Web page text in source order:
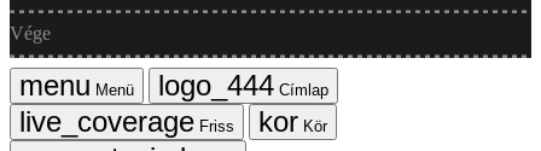
Vége
Menü
Címlap
Friss
Kör